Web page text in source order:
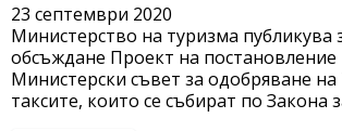
23 септември 2020
Министерство на туризма публикува
обсъждане Проект на постановление
Министерски съвет за одобряване
таксите, които се събират по Закона